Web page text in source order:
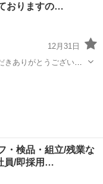
おりますの…
12月31日
きありがとうございま
・検品・組立/残業な
員/即採用…